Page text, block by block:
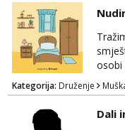
osobi
u, a
javi
Kategorija: Druženje
Dali